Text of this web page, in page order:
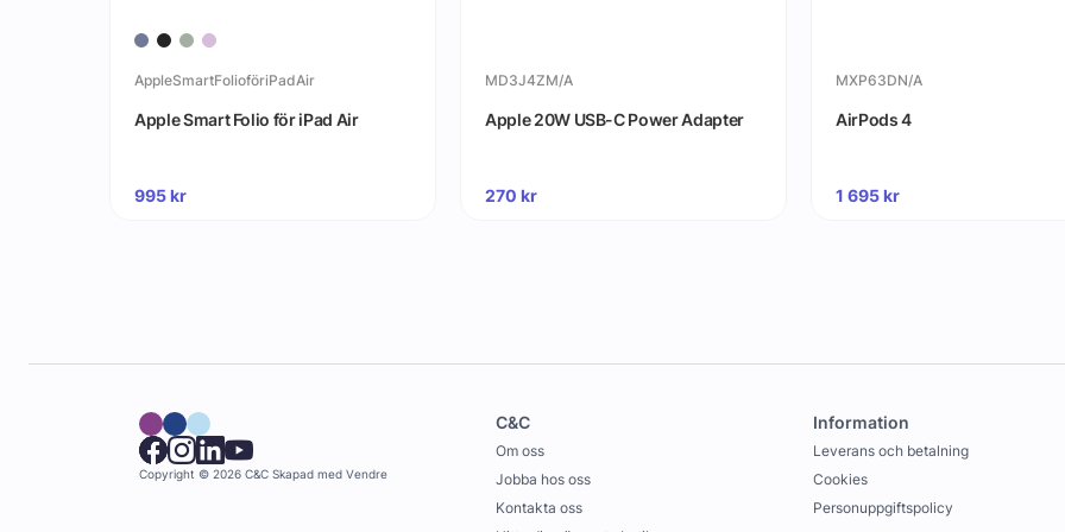
AppleSmartFolioföriPadAir
Apple Smart Folio för iPad Air
995kr
MD3J4ZM/A
Apple 20W USB-C Power Adapter
270 kr
MXP63DN/A
AirPods 4
1 695kr
Copyright © 2026 C&C Skapad med Vendre
C&C
Om oss
Jobba hos oss
Kontakta oss
Information
Leverans och betalning
Cookies
Personuppgiftspolicy